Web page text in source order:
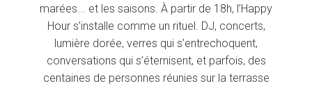
marées... et les saisons. À partir de 18h, l’Happy
Hour s’installe comme un rituel. DJ, concerts,
lumière dorée, verres qui s’entrechoquent,
conversations qui s’éternisent, et parfois, des
centaines de personnes réunies sur la terrasse